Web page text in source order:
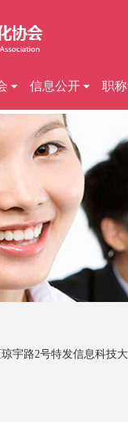
信息公开 职
宇路2号特发信息科技